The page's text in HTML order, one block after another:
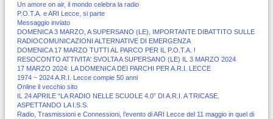
Un amore on air, il mondo celebra la radio
P.O.T.A. e ARI Lecce, si parte
Messaggio inviato
DOMENICA 3 MARZO, A SUPERSANO (LE), IMPORTANTE DIBATTITO SULLE
RADIOCOMUNICAZIONI ALTERNATIVE DI EMERGENZA
DOMENICA 17 MARZO TUTTI AL PARCO PER IL P.O.T.A. !
RESOCONTO ATTIVITA' SVOLTA A SUPERSANO (LE) IL 3 MARZO 2024
17 MARZO 2024: LA DOMENICA DEI PARCHI PER A.R.I. LECCE
1974 ~ 2024 A.R.I. Lecce compie 50 anni
Online il vecchio sito
IL 24 APRILE “LA RADIO NELLE SCUOLE 4.0” DI A.R.I. A TRICASE.
ASPETTANDO LA I.S.S.
Radio, Trasmissioni e Connessioni, l’evento di ARI Lecce del 11 maggio in quel di